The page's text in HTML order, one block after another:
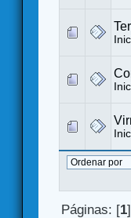
Páginas: [1]